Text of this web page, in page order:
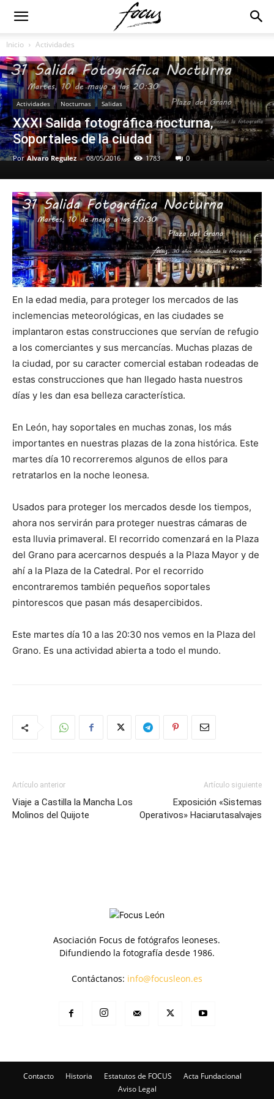
Inicio Actividades
Actividades Nocturnas Salidas
XXXI Salida fotográfica nocturna,
Soportales de la ciudad
Por Alvaro Regulez - 08/05/2016 1783 0
En la edad media, para proteger los mercados de las
inclemencias meteorológicas, en las ciudades se
implantaron estas construcciones que servían de refugio
a los comerciantes y sus mercancías. Muchas plazas de
la ciudad, por su caracter comercial estaban rodeadas de
estas construcciones que han llegado hasta nuestros
días y les dan esa belleza característica.
En León, hay soportales en muchas zonas, los más
importantes en nuestras plazas de la zona histórica. Este
martes día 10 recorreremos algunos de ellos para
retratarlos en la noche leonesa.
Usados para proteger los mercados desde los tiempos,
ahora nos servirán para proteger nuestras cámaras de
esta lluvia primaveral. El recorrido comenzará en la Plaza
del Grano para acercarnos después a la Plaza Mayor y de
ahí a la Plaza de la Catedral. Por el recorrido
encontraremos también pequeños soportales
pintorescos que pasan más desapercibidos.
Este martes día 10 a las 20:30 nos vemos en la Plaza del
Grano. Es una actividad abierta a todo el mundo.
Artículo anterior
Viaje a Castilla la Mancha Los
Molinos del Quijote
Artículo siguiente
Exposición «Sistemas
Operativos» Haciarutasalvajes
Asociación Focus de fotógrafos leoneses.
Difundiendo la fotografía desde 1986.
Contáctanos: info@focusleon.es
Contacto Historia Estatutos de FOCUS
Acta Fundacional
Aviso Legal